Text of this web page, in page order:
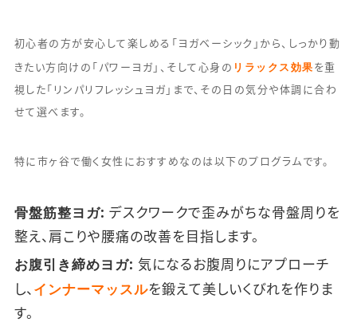
初心者の方が安心して楽しめる「ヨガベーシック」から、しっかり動
きたい方向けの「パワーヨガ」、そして心身の リラックス効果 を重
視した「リンパリフレッシュヨガ」まで、その日の気分や体調に合わ
せて選べます。
特に市ヶ谷で働く女性におすすめなのは以下のプログラムです。
骨盤筋整ヨガ: デスクワークで歪みがちな骨盤周りを
整え、肩こりや腰痛の改善を目指します。
お腹引き締めヨガ: 気になるお腹周りにアプローチ
し、 インナーマッスルを鍛えて美しいくびれを作りま
す。